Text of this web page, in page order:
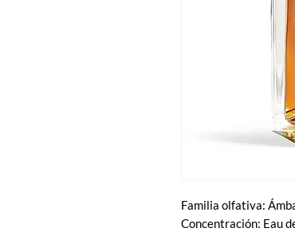
Familia olfativa:
Concentración: Eau